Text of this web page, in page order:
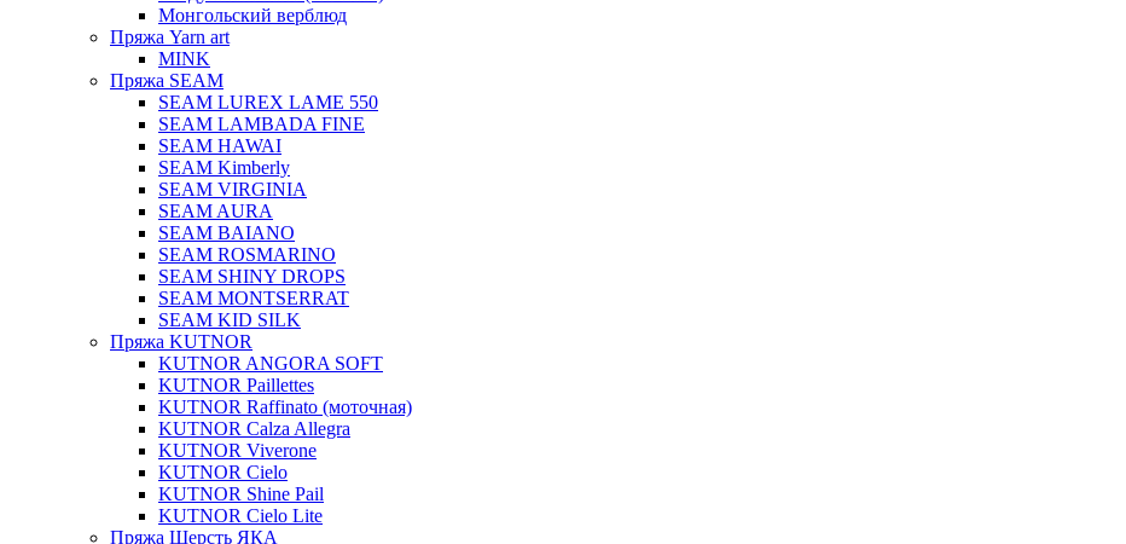
Монгольский верблюд
Пряжа Yarn art
MINK
Пряжа SEAM
SEAM LUREX LAME 550
SEAM LAMBADA FINE
SEAM HAWAI
SEAM Kimberly
SEAM VIRGINIA
SEAM AURA
SEAM BAIANO
SEAM ROSMARINO
SEAM SHINY DROPS
SEAM MONTSERRAT
SEAM KID SILK
Пряжа KUTNOR
KUTNOR ANGORA SOFT
KUTNOR Paillettes
KUTNOR Raffinato (моточная)
KUTNOR Calza Allegra
KUTNOR Viverone
KUTNOR Cielo
KUTNOR Shine Pail
KUTNOR Cielo Lite
Пряжа Шерсть ЯКА